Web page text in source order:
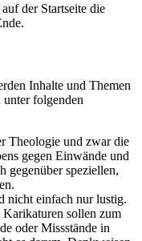
der Startseite die
Inhalte und Themen
folgenden
Theologie und zwar die
gegen Einwände und
gegenüber speziellen,
nicht einfach nur lustig.
sollen zum
oder Missstände in